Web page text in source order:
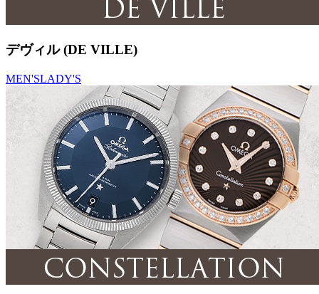
デヴィル (DE VILLE)
MEN'SLADY'S